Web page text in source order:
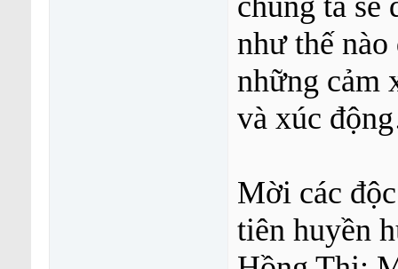
như thế
những cảm
và xúc
Mời các
tiên huyền